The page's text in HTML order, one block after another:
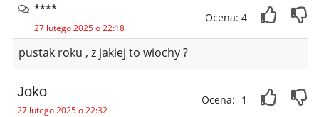
****
27 lutego 2025 o 22:18
Ocena: 4
pustak roku , z jakiej to wiochy ?
Joko
27 lutego 2025 o 22:32
Ocena: -1